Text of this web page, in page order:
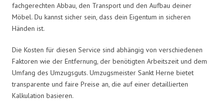
fachgerechten Abbau, den Transport und den Aufbau deiner
Möbel. Du kannst sicher sein, dass dein Eigentum in sicheren
Händen ist.
Die Kosten für diesen Service sind abhängig von verschiedenen
Faktoren wie der Entfernung, der benötigten Arbeitszeit und dem
Umfang des Umzugsguts. Umzugsmeister Sankt Herne bietet
transparente und faire Preise an, die auf einer detaillierten
Kalkulation basieren.